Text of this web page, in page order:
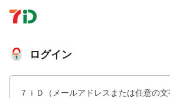
ログイン
７ｉＤ（メールアドレスまたは任意の文